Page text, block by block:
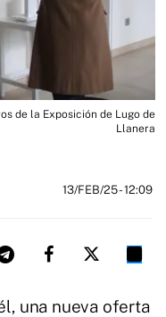
de la Exposición de Lugo de
Llanera
13/FEB/25- 12:09
una nueva oferta